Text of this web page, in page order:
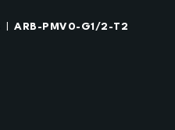
ARB-PMV0-G1/2-T2